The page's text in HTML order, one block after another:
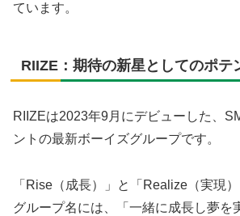
ています。
RIIZE：期待の新星としてのポテ
RIIZEは2023年9月にデビューした、
ントの最新ボーイズグループです。
「Rise（成長）」と「Realize（実現
グループ名には、「一緒に成長し夢を